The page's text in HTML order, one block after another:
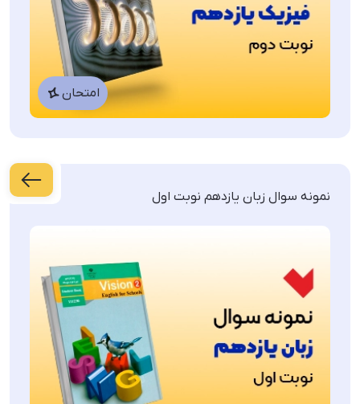
امتحان
نمونه سوال زبان یازدهم نوبت اول